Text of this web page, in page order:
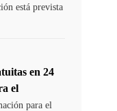
está prevista
en 24
el
para el